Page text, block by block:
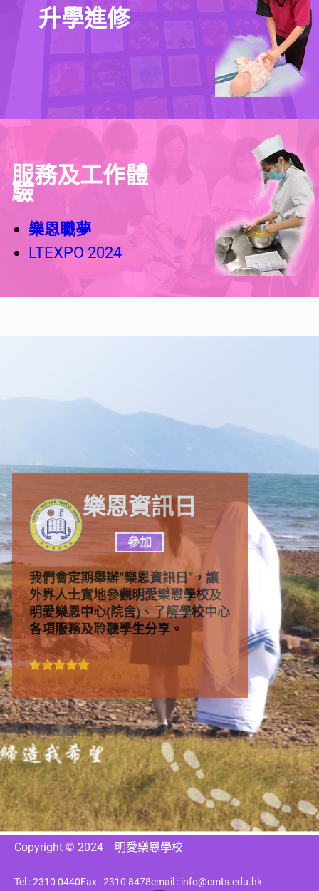
升學進修
服務及工作體
驗
樂恩職夢
LTEXPO 2024
樂恩資訊日
參加
我們會定期舉辦“樂恩資訊日”，讓
外界人士實地參觀明愛樂恩學校及
明愛樂恩中心(院舍)、了解學校中心
各項服務及聆聽學生分享。
Copyright © 2024 明愛樂恩學校
Tel : 2310 0440Fax : 2310 8478email : info@cmts.edu.hk